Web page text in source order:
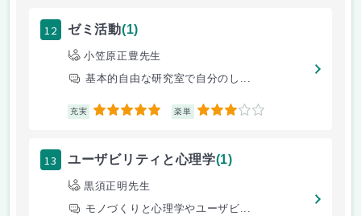
12 ゼミ活動(1)
小笠原正豊先生
基本的自由な研究室で自分のし...
充実 5 楽単 3
13 ユーザビリティと心理学(1)
黒須正明先生
モノづくりと心理学やユーザビ...